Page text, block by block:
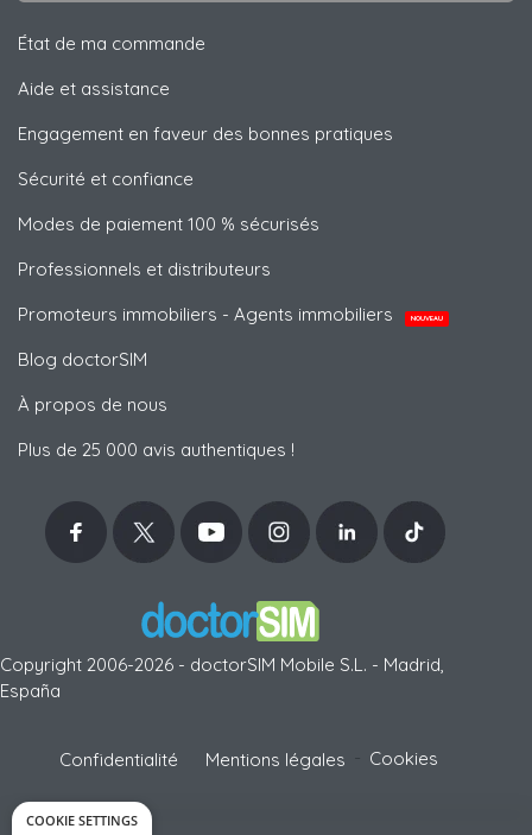
État de ma commande
Aide et assistance
Engagement en faveur des bonnes pratiques
Sécurité et confiance
Modes de paiement 100 % sécurisés
Professionnels et distributeurs
Promoteurs immobiliers - Agents immobiliers
NOUVEAU
Blog doctorSIM
À propos de nous
Plus de 25 000 avis authentiques !
Copyright 2006-2026 - doctorSIM Mobile S.L. - Madrid,
España
Confidentialité Mentions légales Cookies
COOKIE SETTINGS